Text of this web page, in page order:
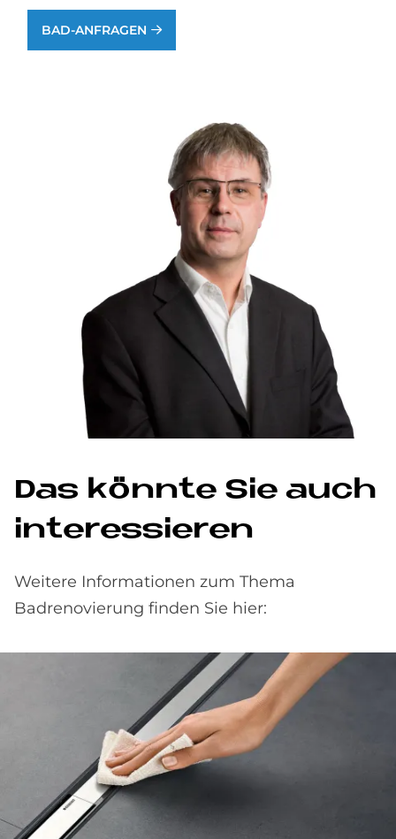
BAD-ANFRAGEN
Das könnte Sie auch
interessieren
Weitere Informationen zum Thema
Badrenovierung finden Sie hier: